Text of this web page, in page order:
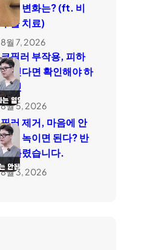
감김 변화는? (ft. 비
수술 치료)
8월 7, 2026
코필러 부작용, 피하
고 싶다면 확인해야 하
는 것
8월 5, 2026
필러 제거, 마음에 안
들면 녹이면 된다? 반
은 틀렸습니다.
8월 3, 2026